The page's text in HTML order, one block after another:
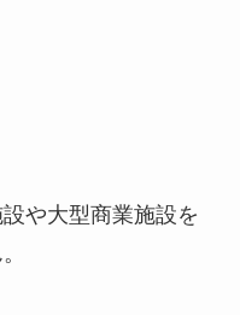
や大型商業施設を